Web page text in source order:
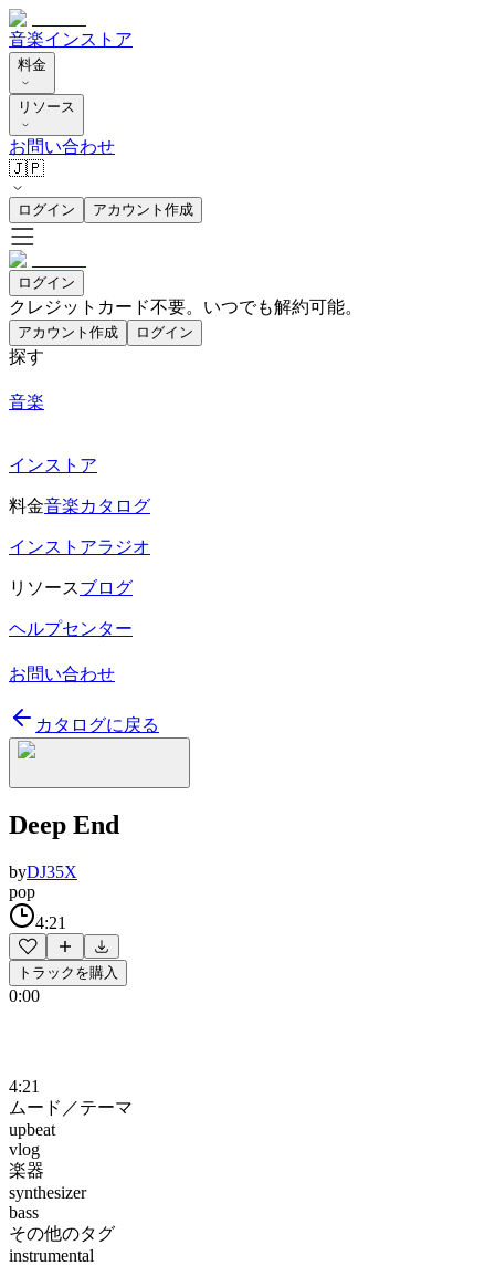
音楽インストア
料金
リソース
お問い合わせ
🇯🇵
ログイン アカウント作成
ログイン
クレジットカード不要。いつでも解約可能。
アカウント作成 ログイン
探す
音楽
インストア
料金音楽カタログ
インストアラジオ
リソースブログ
ヘルプセンター
お問い合わせ
カタログに戻る
Deep End
byDJ35X
pop
4:21
トラックを購入
0:00
4:21
ムード／テーマ
upbeat
vlog
楽器
synthesizer
bass
その他のタグ
instrumental